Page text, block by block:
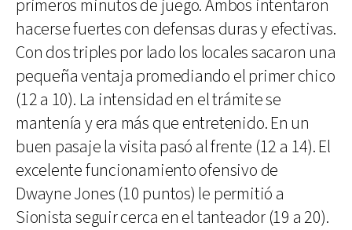
primeros minutos de juego. Ambos intentaron
hacerse fuertes con defensas duras y efectivas.
Con dos triples por lado los locales sacaron una
pequeña ventaja promediando el primer chico
(12 a 10). La intensidad en el trámite se
mantenía y era más que entretenido. En un
buen pasaje la visita pasó al frente (12 a 14). El
excelente funcionamiento ofensivo de
Dwayne Jones (10 puntos) le permitió a
Sionista seguir cerca en el tanteador (19 a 20).